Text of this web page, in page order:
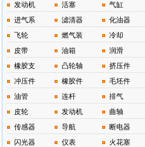
发动机
活塞
气缸
进气系
滤清器
化油器
飞轮
燃气装
冷却
皮带
油箱
润滑
橡胶支
凸轮轴
挤压件
冲压件
橡胶件
毛坯件
油管
连杆
排气
皮轮
发动机
曲轴
传感器
导航
断电器
闪光器
仪表
火花塞